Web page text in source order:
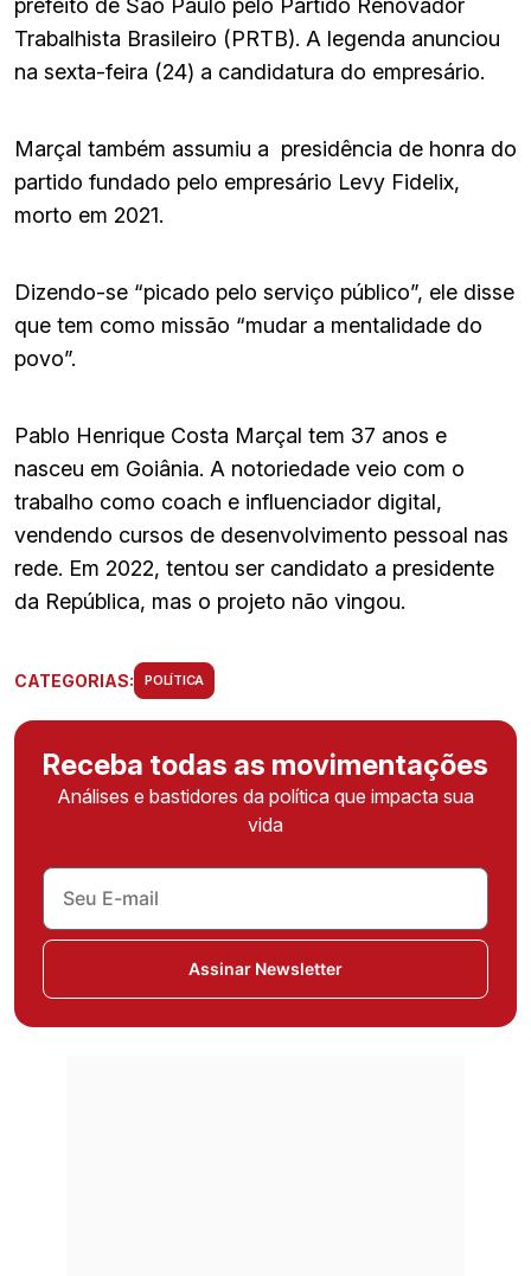
Trabalhista Brasileiro (PRTB). A legenda anunciou
na sexta-feira (24) a candidatura do empresário.
Marçal também assumiu a presidência de honra do
partido fundado pelo empresário Levy Fidelix,
morto em 2021.
Dizendo-se “picado pelo serviço público”, ele disse
que tem como missão “mudar a mentalidade do
povo”.
Pablo Henrique Costa Marçal tem 37 anos e
nasceu em Goiânia. A notoriedade veio com o
trabalho como coach e influenciador digital,
vendendo cursos de desenvolvimento pessoal nas
rede. Em 2022, tentou ser candidato a presidente
da República, mas o projeto não vingou.
CATEGORIAS: POLÍTICA
Receba todas as movimentações
Análises e bastidores da política que impacta sua
vida
Assinar Newsletter